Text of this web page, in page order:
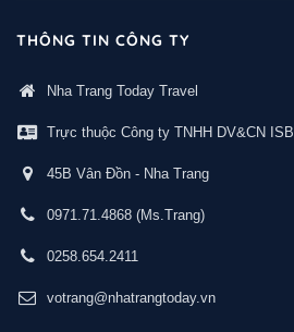
THÔNG TIN CÔNG TY
Nha Trang Today Travel
Trực thuộc Công ty TNHH DV&CN ISB
45B Vân Đồn - Nha Trang
0971.71.4868 (Ms.Trang)
0258.654.2411
votrang@nhatrangtoday.vn